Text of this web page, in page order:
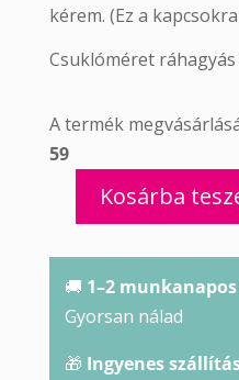
kérem. (Ez a
Csuklóméret
A termék
59
mennyiség
Kosárba
🚚 1–2
Gyorsan nálad
🎁 Ingyenes